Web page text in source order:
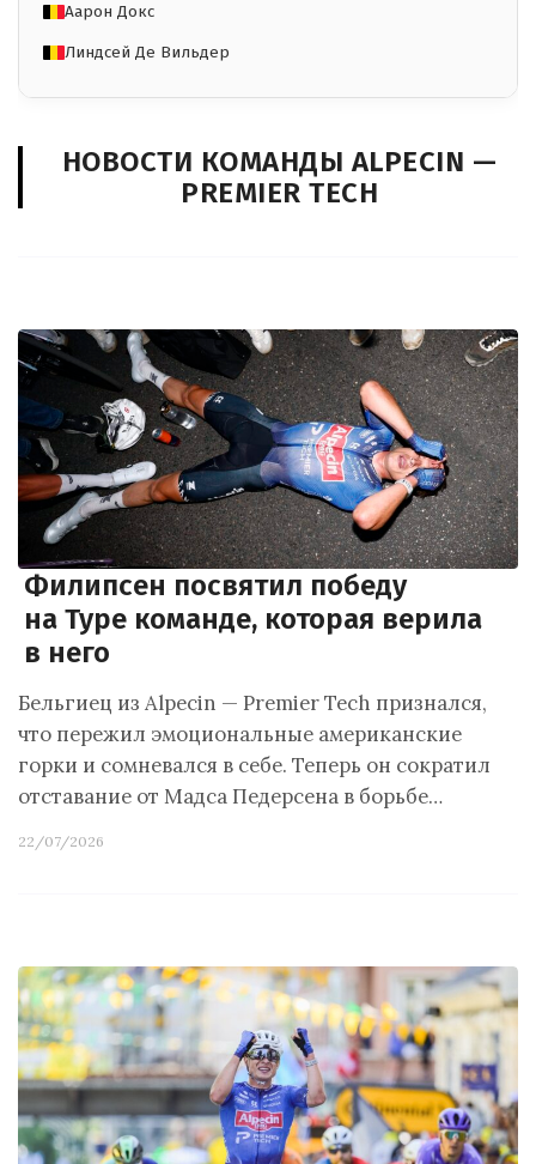
Аарон Докс
Линдсей Де Вильдер
НОВОСТИ КОМАНДЫ ALPECIN —
PREMIER TECH
Филипсен посвятил победу
на Туре команде, которая верила
в него
Бельгиец из Alpecin — Premier Tech признался,
что пережил эмоциональные американские
горки и сомневался в себе. Теперь он сократил
отставание от Мадса Педерсена в борьбе…
22/07/2026